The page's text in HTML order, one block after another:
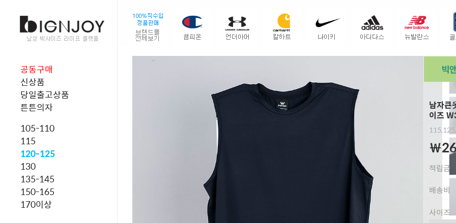
공동구매
신상품
당일출고상품
튼튼의자
105-110
115
120-125
130
135-145
150-165
170이상
남자큰
이즈
￦
적립금
배송비
사이즈